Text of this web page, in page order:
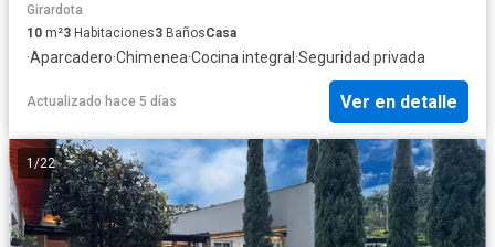
Girardota
10 m²3 Habitaciones3 BañosCasa
·Aparcadero·Chimenea·Cocina integral·Seguridad privada
Actualizado hace 5 días Ver en detalle
1 /22